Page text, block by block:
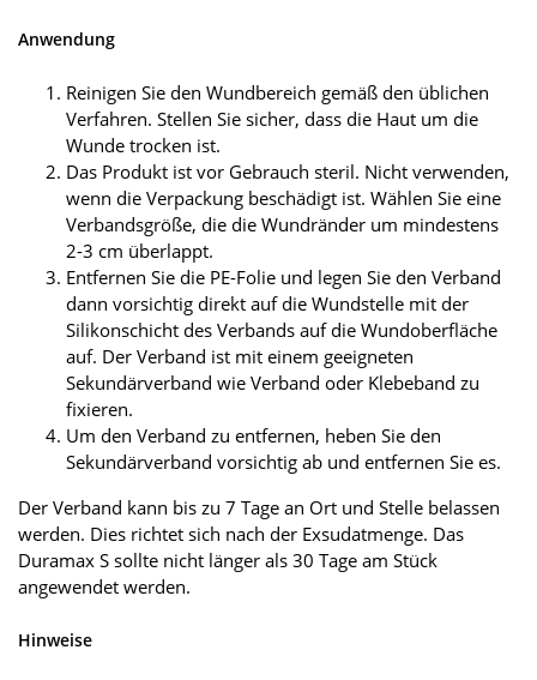
Anwendung
Reinigen Sie den Wundbereich gemäß den üblichen
Verfahren. Stellen Sie sicher, dass die Haut um die
Wunde trocken ist.
Das Produkt ist vor Gebrauch steril. Nicht verwenden,
wenn die Verpackung beschädigt ist. Wählen Sie eine
Verbandsgröße, die die Wundränder um mindestens
2-3 cm überlappt.
Entfernen Sie die PE-Folie und legen Sie den Verband
dann vorsichtig direkt auf die Wundstelle mit der
Silikonschicht des Verbands auf die Wundoberfläche
auf. Der Verband ist mit einem geeigneten
Sekundärverband wie Verband oder Klebeband zu
fixieren.
Um den Verband zu entfernen, heben Sie den
Sekundärverband vorsichtig ab und entfernen Sie es.
Der Verband kann bis zu 7 Tage an Ort und Stelle belassen
werden. Dies richtet sich nach der Exsudatmenge. Das
Duramax S sollte nicht länger als 30 Tage am Stück
angewendet werden.
Hinweise